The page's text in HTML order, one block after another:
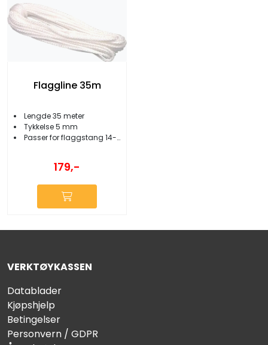
Flaggline 35m
Lengde 35 meter
Tykkelse 5 mm
Passer for flaggstang 14-18 meter
179,-
VERKTØYKASSEN
Datablader
Kjøpshjelp
Betingelser
Personvern / GDPR